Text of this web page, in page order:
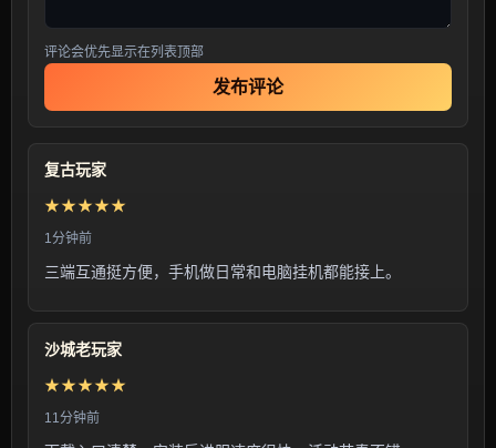
评论会优先显示在列表顶部
发布评论
复古玩家
★★★★★
1分钟前
三端互通挺方便，手机做日常和电脑挂机都能接上。
沙城老玩家
★★★★★
11分钟前